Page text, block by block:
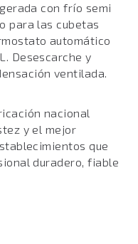
con frío semi
para las cubetas
automático
Desescarche y
ventilada.
nacional
y el mejor
que
duradero, fiable